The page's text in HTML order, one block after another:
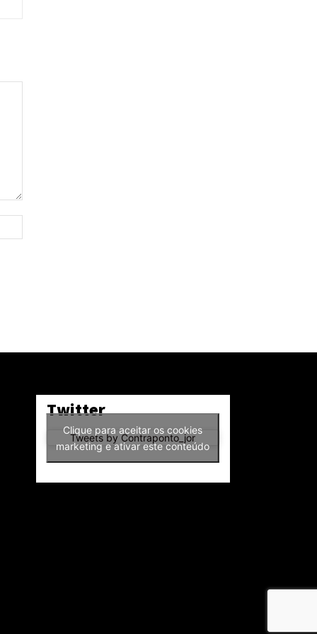
Twitter
Tweets by Contraponto_jor
Clique para aceitar os cookies
marketing e ativar este conteúdo